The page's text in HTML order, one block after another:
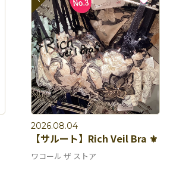
2026.08.04
【サルート】Rich Veil Bra ⚜️
ワコール ザ ストア